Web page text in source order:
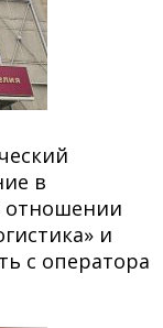
в
отношении
и
с оператора